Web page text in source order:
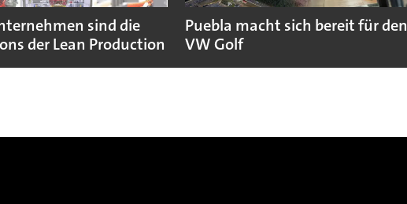
sind die
der Lean Production
Puebla macht sich bereit für den
VW Golf